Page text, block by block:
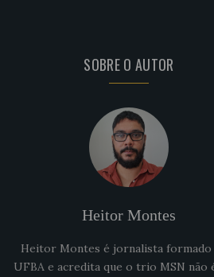
SOBRE O AUTOR
Heitor Montes
Heitor Montes é jornalista formado
UFBA e acredita que o trio MSN não